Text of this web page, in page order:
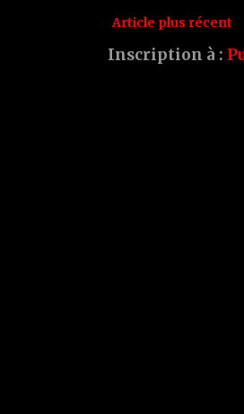
Article plus récent
Inscription à :